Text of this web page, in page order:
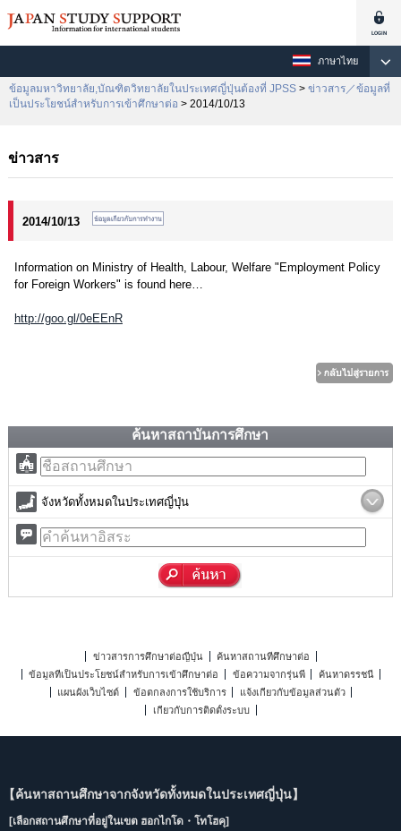
ภาษาไทย
ข้อมูลมหาวิทยาลัย,บัณฑิตวิทยาลัยในประเทศญี่ปุ่นต้องที่ JPSS > ข่าวสาร／ข้อมูลที่
เป็นประโยชน์สำหรับการเข้าศึกษาต่อ > 2014/10/13
ข่าวสาร
2014/10/13
Information on Ministry of Health, Labour, Welfare "Employment Policy
for Foreign Workers" is found here…
http://goo.gl/0eEEnR
ค้นหาสถาบันการศึกษา
จังหวัดทั้งหมดในประเทศญี่ปุ่น
ข่าวสารการศึกษาต่อญี่ปุ่น
ค้นหาสถานที่ศึกษาต่อ
ข้อมูลที่เป็นประโยชน์สำหรับการเข้าศึกษาต่อ
ข้อความจากรุ่นพี่
ค้นหาดรรชนี
แผนผังเว็บไซต์
ข้อตกลงการใช้บริการ
แจ้งเกี่ยวกับข้อมูลส่วนตัว
เกี่ยวกับการติดตั้งระบบ
【ค้นหาสถานศึกษาจากจังหวัดทั้งหมดในประเทศญี่ปุ่น】
[เลือกสถานศึกษาที่อยู่ในเขต ฮอกไกโด・โทโฮคุ]